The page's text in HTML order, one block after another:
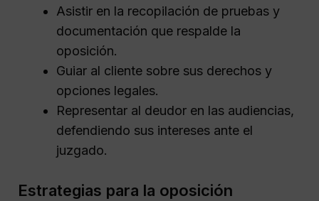
Asistir en la recopilación de pruebas y
documentación que respalde la
oposición.
Guiar al cliente sobre sus derechos y
opciones legales.
Representar al deudor en las audiencias,
defendiendo sus intereses ante el
juzgado.
Estrategias para la oposición